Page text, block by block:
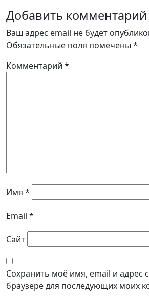
Добавить комментарий
Ваш адрес email не будет
Обязательные поля помечены *
Комментарий *
Имя *
Email *
Сайт
Сохранить моё имя, email и адрес
браузере для последующих моих